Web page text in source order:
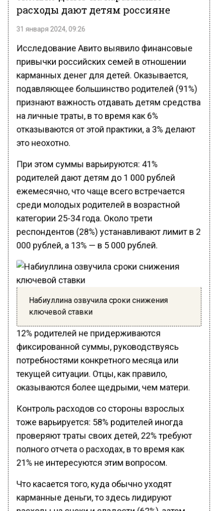
расходы дают детям россияне
31 января 2024, 09:26
Исследование Авито выявило финансовые
привычки российских семей в отношении
карманных денег для детей. Оказывается,
подавляющее большинство родителей (91%)
признают важность отдавать детям средства
на личные траты, в то время как 6%
отказываются от этой практики, а 3% делают
это неохотно.
При этом суммы варьируются: 41%
родителей дают детям до 1 000 рублей
ежемесячно, что чаще всего встречается
среди молодых родителей в возрастной
категории 25-34 года. Около трети
респондентов (28%) устанавливают лимит в 2
000 рублей, а 13% — в 5 000 рублей.
Набиуллина озвучила сроки снижения
ключевой ставки
12% родителей не придерживаются
фиксированной суммы, руководствуясь
потребностями конкретного месяца или
текущей ситуации. Отцы, как правило,
оказываются более щедрыми, чем матери.
Контроль расходов со стороны взрослых
тоже варьируется: 58% родителей иногда
проверяют траты своих детей, 22% требуют
полного отчета о расходах, в то время как
21% не интересуются этим вопросом.
Что касается того, куда обычно уходят
карманные деньги, то здесь лидируют